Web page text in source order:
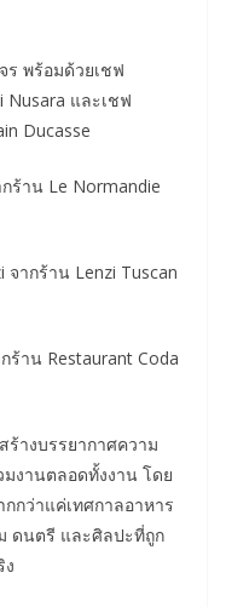
พร้อมด้วยเชฟ
Nusara และเชฟ
Ducasse
ร้าน Le Normandie
ากร้าน Lenzi Tuscan
าน Restaurant Coda
ร้างบรรยากาศความ
งานตลอดทั้งงาน โดย
กว่าแค่เทศกาลอาหาร
ดนตรี และศิลปะที่ถูก